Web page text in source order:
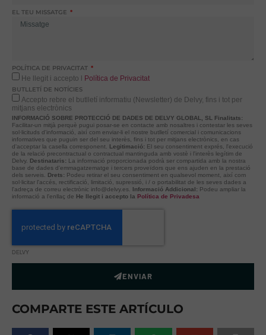
EL TEU MISSATGE
POLÍTICA DE PRIVACITAT
He llegit i accepto l Política de Privacitat
BUTLLETÍ DE NOTÍCIES
Accepto rebre el butlletí informatiu (Newsletter) de Delvy, fins i tot per
mitjans electrònics
INFORMACIÓ SOBRE PROTECCIÓ DE DADES DE DELVY GLOBAL, SL Finalitats:
Facilitar-un mitjà perquè pugui posar-se en contacte amb nosaltres i contestar les seves
sol·licituds d'informació, així com enviar-li el nostre butlletí comercial i comunicacions
informatives que puguin ser del seu interès, fins i tot per mitjans electrònics, en cas
d'acceptar la casella corresponent. Legitimació: El seu consentiment exprés, l'execució
de la relació precontractual o contractual mantinguda amb vostè i l'interès legítim de
Delvy. Destinataris: La informació proporcionada podrà ser compartida amb la nostra
base de dades d'emmagatzematge i tercers proveïdors que ens ajuden en la prestació
dels serveis. Drets: Podeu retirar el seu consentiment en qualsevol moment, així com
sol·licitar l'accés, rectificació, limitació, supressió, i / o portabilitat de les seves dades a
l'adreça de correu electrònic info@delvy.es. Informació Addicional: Podeu ampliar la
informació a l'enllaç de He llegit i accepto la Política de Privadesa
DELVY
ENVIAR
COMPARTE ESTE ARTÍCULO